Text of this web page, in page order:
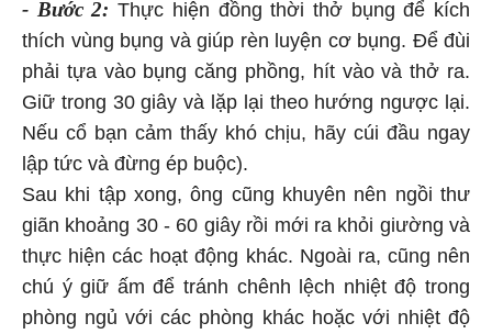
- Bước 2:Thực hiện đồng thời thở bụng để kích
thích vùng bụng và giúp rèn luyện cơ bụng. Để đùi
phải tựa vào bụng căng phồng, hít vào và thở ra.
Giữ trong 30 giây và lặp lại theo hướng ngược lại.
Nếu cổ bạn cảm thấy khó chịu, hãy cúi đầu ngay
lập tức và đừng ép buộc).
Sau khi tập xong, ông cũng khuyên nên ngồi thư
giãn khoảng 30 - 60 giây rồi mới ra khỏi giường và
thực hiện các hoạt động khác. Ngoài ra, cũng nên
chú ý giữ ấm để tránh chênh lệch nhiệt độ trong
phòng ngủ với các phòng khác hoặc với nhiệt độ